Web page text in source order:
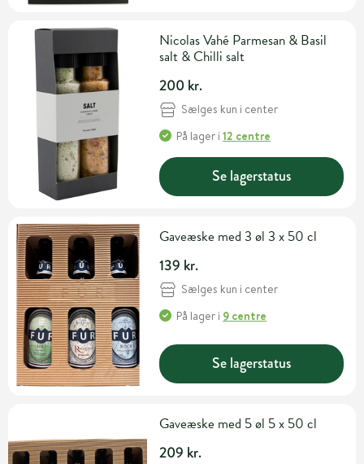
Nicolas Vahé Parmesan & Basil
salt & Chilli salt
200 kr.
Sælges kun i center
På lager i12 centre
Se lagerstatus
Gaveæske med 3 øl 3 x 50 cl
139 kr.
Sælges kun i center
På lager i 9 centre
Se lagerstatus
Gaveæske med 5 øl 5 x 50 cl
209 kr.